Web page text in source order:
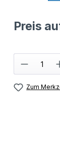
Preis
Zum